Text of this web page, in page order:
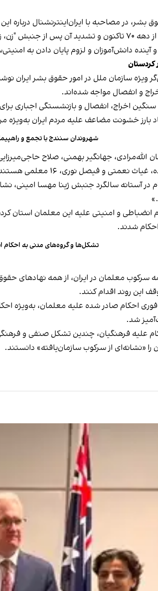
بشر، در مصاحبه با ایران‌اینترنشنال
دانش‌آموزان و لزوم پایان‌ دادن به
و انفصال مواجه شده‌اند.
بارز خشونت مضاعف علیه مردم ایران به‌ویژه
شهروندان سنندج با تجمع و
الله‌مرادی، جهانگیر بهمنی، صلاح
انفصال، اخراج، تعلیق، بازنشستگی اجباری و تبعید مواجه شده‌اند.
در آستانه سالگرد جنبش ژینا مهسا امینی،
انضباطی و امنیتی علیه این معلمان استان
شدند.
تشکل‌ها و گروه‌های مدنی به احکام
معلمان در ایران، از همه نهادهای
این روند اقدام کنند.
شد.
علیه فرهنگیان، چندین تشکل صنفی و
را «نشانه‌ای از سرکوب سازمان‌یافته» دانستند.